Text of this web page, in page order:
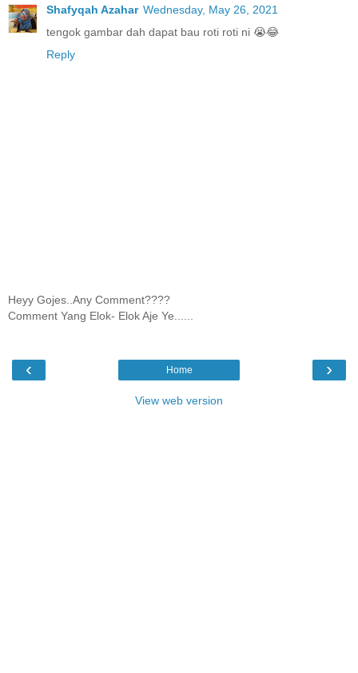
Shafyqah Azahar Wednesday, May 26, 2021
tengok gambar dah dapat bau roti roti ni 😭😂
Reply
Heyy Gojes..Any Comment????
Comment Yang Elok- Elok Aje Ye......
‹ ›
Home
View web version